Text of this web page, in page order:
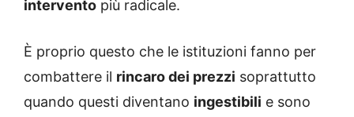
intervento più radicale.
È proprio questo che le istituzioni fanno per
combattere il rincaro dei prezzi soprattutto
quando questi diventano ingestibili e sono